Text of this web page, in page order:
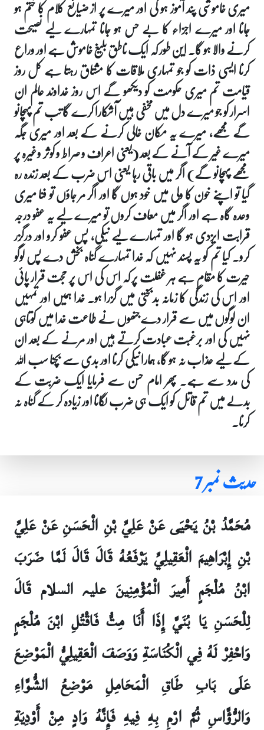
میری خاموشی پند آموز ہو گی اور میرے پر از ضیائع کلام کا ختم ہو
جانا اور میرے اجزاء کا بے حس ہو جانا تمہارے لیے نصیحت
کرنے والا ہو گا۔ این طور کہ ایک ناطق بلیغ خاموش ہے اور وراع
کرنا ایسی ذات کو جو تمہاری ملاقات کا مشتاق رہتا ہے کل روز
قیامت تم میری حکومت کو دیکھو گے اس روز خداوند عالم ان
اسرار کو جو میرے دل میں مخفی ہیں آشکارا کرے گا تب تم پہچانو
گے مجھے، میرے یہ مکان خالی کرنے کے بعد اور میری جگہ
میرے غیر کے آنے کے بعد (یعنی اعراف و صراط و کوثر وغیرہ پر
مجھے پہچانو گے) اگر میں باقی رہا یعنی اس ضرب کے بعد زندہ رہ
گیا تو اپنے خون کا ولی میں خود ہوں گا اور اگر مر جاؤں تو فنا میری
وعدہ گاہ ہے اور اگر میں معاف کروں تو میرے لیے یہ عفو درجہ
قرابت ایزدی ہو گا اور تمہارے لیے نیکی، پس عفو کرو اور درگزر
کرو۔ کیا تم کو یہ پسند نہیں کہ خدا تمہارے گناہ بخش دے پس لوگو
حیرت کا مقام ہے ہر غفلت پر کہ اس کی اس پر حجت قرار پائی
اور اس کی زندگی کا زمانہ بدبختی میں گزرا ہو۔ خدا ہمیں اور تمہیں
ان لوگوں میں سے قرار دے جنھوں نے طاعت خدا میں کوتاہی
نہیں کی اور برغبت عبادت کرتے ہیں اور مرنے کے بعد ان
کے لیے عذاب نہ ہو گا، ہمارا نیکی کرنا اور بدی سے بچنا سب اللہ
کی مدد سے ہے۔ پھر امام حسن سے فرمایا ایک ضربت کے
بدلے میں تم قاتل کو ایک ہی ضرب لگانا اور زیادہ کر کے گناہ نہ
کرنا۔
حدیث نمبر 7
مُحَمَّدُ بْنُ يَحْيَى عَنْ عَلِيِّ بْنِ الْحَسَنِ عَنْ عَلِيِّ
بْنِ إِبْرَاهِيمَ الْعَقِيلِيِّ يَرْفَعُهُ قَالَ قَالَ لَمَّا ضَرَبَ
ابْنُ مُلْجَمٍ أَمِيرَ الْمُؤْمِنِينَ علیہ السلام قَالَ
لِلْحَسَنِ يَا بُنَيَّ إِذَا أَنَا مِتُّ فَاقْتُلِ ابْنَ مُلْجَمٍ
وَاحْفِرْ لَهُ فِي الْكُنَاسَةِ وَوَصَفَ الْعَقِيلِيُّ الْمَوْضِعَ
عَلَى بَابِ طَاقِ الْمَحَامِلِ مَوْضِعُ الشُّوَّاءِ
وَالرُّؤَّاسِ ثُمَّ ارْمِ بِهِ فِيهِ فَإِنَّهُ وَادٍ مِنْ أَوْدِيَةِ